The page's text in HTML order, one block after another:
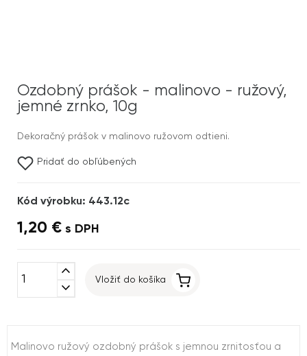
Ozdobný prášok - malinovo - ružový,
jemné zrnko, 10g
Dekoračný prášok v malinovo ružovom odtieni.
Pridať do obľúbených
Kód výrobku: 443.12c
1,20 € s DPH
expand_less
expand_more
Vložiť do košíka
Malinovo ružový ozdobný prášok s jemnou zrnitosťou a